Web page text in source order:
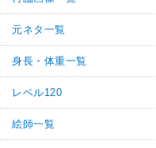
元ネタ一覧
身長・体重一覧
レベル120
絵師一覧